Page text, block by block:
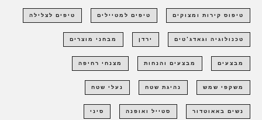
טיפוס קירות ומצוקים טיפים למטיילים טיפים לצלילה
טכנולוגיה וגאדג'טים ירדן מבחני מוצרים
מבצעים מבצעים והנחות מצנחי רחיפה
משקפי שמש נהיגת שטח נעלי שטח
נשים באאוטדור סטייל ואופנה סיני